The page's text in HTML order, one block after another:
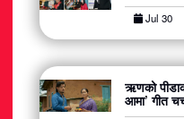
Jul 30
ऋणको
आमा’ गीत